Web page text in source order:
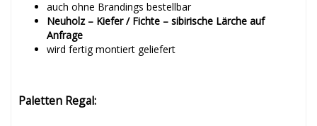
auch ohne Brandings bestellbar
Neuholz – Kiefer / Fichte – sibirische Lärche auf
Anfrage
wird fertig montiert geliefert
Paletten Regal: